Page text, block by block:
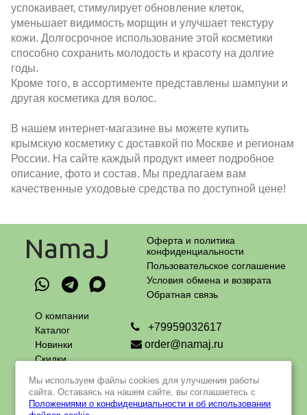
успокаивает, стимулирует обновление клеток,
уменьшает видимость морщин и улучшает текстуру
кожи. Долгосрочное использование этой косметики
способно сохранить молодость и красоту на долгие
годы.
Кроме того, в ассортименте представлены шампуни и
другая косметика для волос.
В нашем интернет-магазине вы можете купить
крымскую косметику с доставкой по Москве и регионам
России. На сайте каждый продукт имеет подробное
описание, фото и состав. Мы предлагаем вам
качественные уходовые средства по доступной цене!
NamaJ
Оферта и политика
конфиденциальности
Пользовательское соглашение
Условия обмена и возврата
Обратная связь
О компании
Каталог
Новинки
Скидки
и доставка
Контакты
+79959032617
order@namaj.ru
г. Москва, Чечерский проезд, 90
пн - пт с 9 до 18 ч
Мы используем файлы cookies для улучшения работы
сайта. Оставаясь на нашем сайте, вы соглашаетесь с
Положениями о конфиденциальности и об использовании